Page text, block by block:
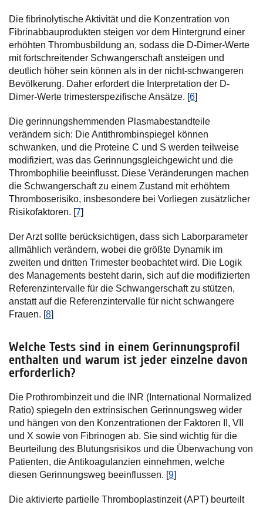
Die fibrinolytische Aktivität und die Konzentration von
Fibrinabbauprodukten steigen vor dem Hintergrund einer
erhöhten Thrombusbildung an, sodass die D-Dimer-Werte
mit fortschreitender Schwangerschaft ansteigen und
deutlich höher sein können als in der nicht-schwangeren
Bevölkerung. Daher erfordert die Interpretation der D-
Dimer-Werte trimesterspezifische Ansätze. [6]
Die gerinnungshemmenden Plasmabestandteile
verändern sich: Die Antithrombinspiegel können
schwanken, und die Proteine C und S werden teilweise
modifiziert, was das Gerinnungsgleichgewicht und die
Thrombophilie beeinflusst. Diese Veränderungen machen
die Schwangerschaft zu einem Zustand mit erhöhtem
Thromboserisiko, insbesondere bei Vorliegen zusätzlicher
Risikofaktoren. [7]
Der Arzt sollte berücksichtigen, dass sich Laborparameter
allmählich verändern, wobei die größte Dynamik im
zweiten und dritten Trimester beobachtet wird. Die Logik
des Managements besteht darin, sich auf die modifizierten
Referenzintervalle für die Schwangerschaft zu stützen,
anstatt auf die Referenzintervalle für nicht schwangere
Frauen. [8]
Welche Tests sind in einem Gerinnungsprofil
enthalten und warum ist jeder einzelne davon
erforderlich?
Die Prothrombinzeit und die INR (International Normalized
Ratio) spiegeln den extrinsischen Gerinnungsweg wider
und hängen von den Konzentrationen der Faktoren II, VII
und X sowie von Fibrinogen ab. Sie sind wichtig für die
Beurteilung des Blutungsrisikos und die Überwachung von
Patienten, die Antikoagulanzien einnehmen, welche
diesen Gerinnungsweg beeinflussen. [9]
Die aktivierte partielle Thromboplastinzeit (APT) beurteilt